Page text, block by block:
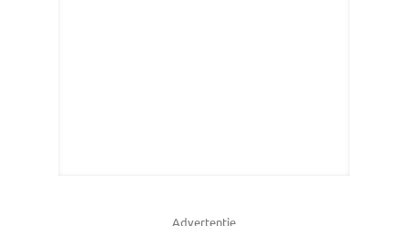
Advertentie